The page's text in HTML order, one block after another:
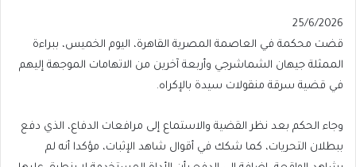
Published
On
25/6/2026
25/6/2026
قضت محكمة في العاصمة المصرية القاهرة، اليوم الخميس، ببراءة
الممثلة جيهان الشماشرجي وأربعة آخرين من الاتهامات الموجهة إليهم
في قضية سرقة منقولات سيدة بالإكراه.
وجاء الحكم بعد نظر القضية والاستماع إلى مرافعات الدفاع، الذي دفع
ببطلان التحريات، كما شكك في أقوال شاهد الإثبات، مؤكدا أنه لم